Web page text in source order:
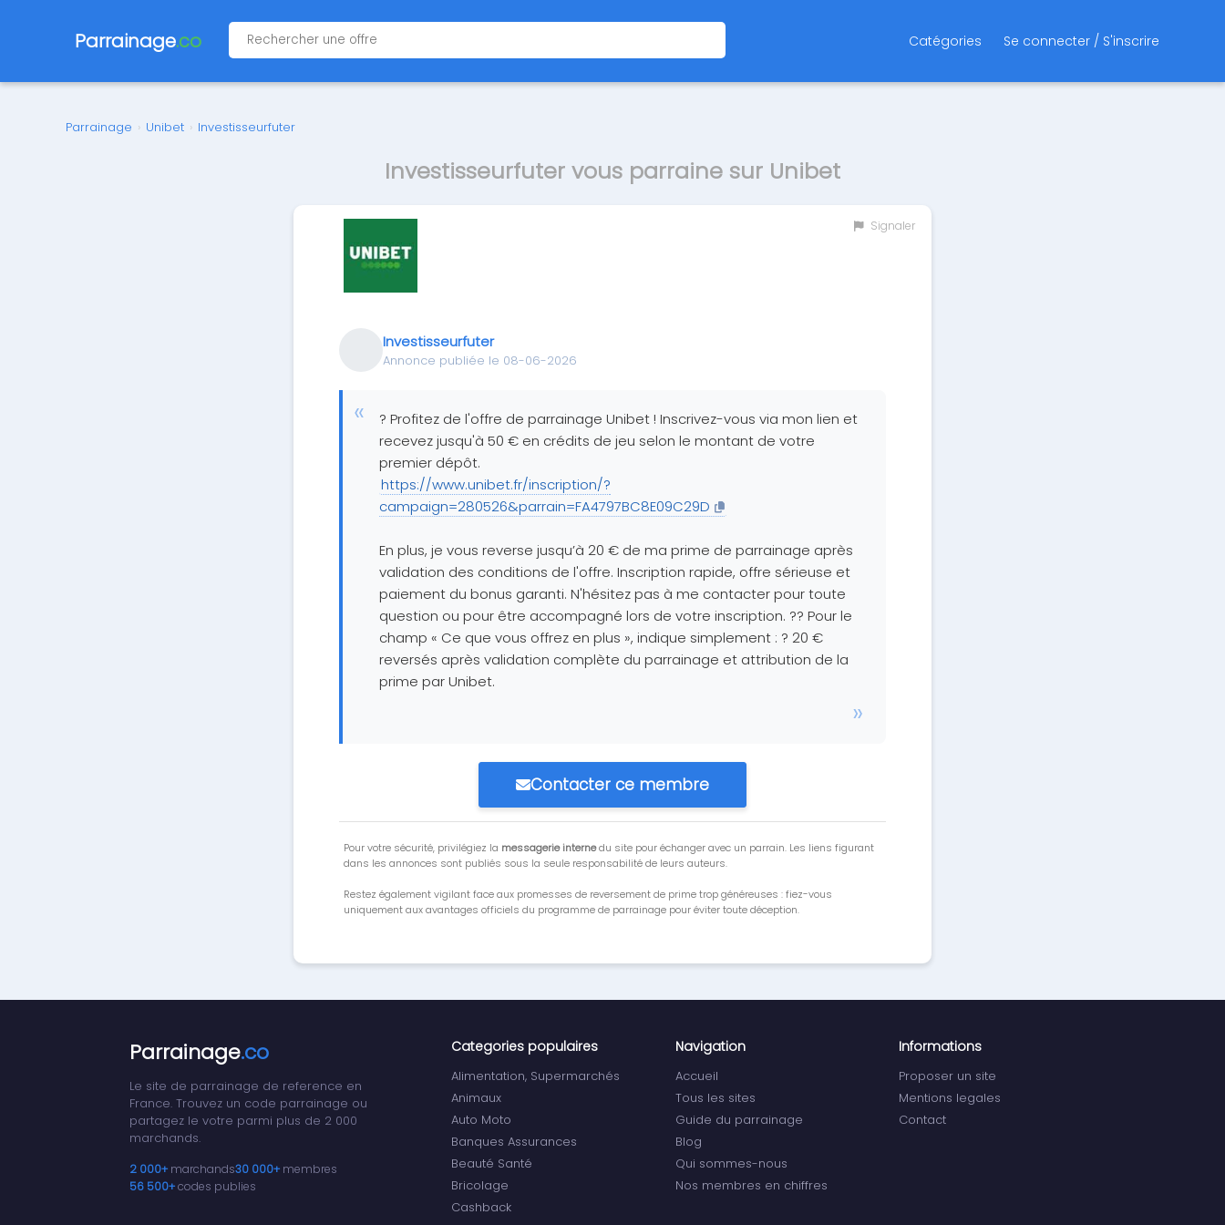
Parrainage.co Catégories Se connecter / S'inscrire
Parrainage › Unibet › Investisseurfuter
Investisseurfuter vous parraine sur Unibet
Signaler
Investisseurfuter
Annonce publiée le 08-06-2026
? Profitez de l'offre de parrainage Unibet ! Inscrivez-vous via mon lien et
recevez jusqu'à 50 € en crédits de jeu selon le montant de votre
premier dépôt.
https://www.unibet.fr/inscription/?
campaign=280526&parrain=FA4797BC8E09C29D
En plus, je vous reverse jusqu’à 20 € de ma prime de parrainage après
validation des conditions de l'offre. Inscription rapide, offre sérieuse et
paiement du bonus garanti. N'hésitez pas à me contacter pour toute
question ou pour être accompagné lors de votre inscription. ?? Pour le
champ « Ce que vous offrez en plus », indique simplement : ? 20 €
reversés après validation complète du parrainage et attribution de la
prime par Unibet.
Contacter ce membre
Pour votre sécurité, privilégiez la messagerie internedu site pour échanger avec un parrain. Les liens figurant
dans les annonces sont publiés sous la seule responsabilité de leurs auteurs.
Restez également vigilant face aux promesses de reversement de prime trop généreuses : fiez-vous
uniquement aux avantages officiels du programme de parrainage pour éviter toute déception.
Parrainage.co
Le site de parrainage de reference en
France. Trouvez un code parrainage ou
partagez le votre parmi plus de 2 000
marchands.
2 000+ marchands30 000+ membres
56 500+codes publies
Categories populaires
Alimentation, Supermarchés
Animaux
Auto Moto
Banques Assurances
Beauté Santé
Bricolage
Cashback
Navigation
Accueil
Tous les sites
Guide du parrainage
Blog
Qui sommes-nous
Nos membres en chiffres
Informations
Proposer un site
Mentions legales
Contact